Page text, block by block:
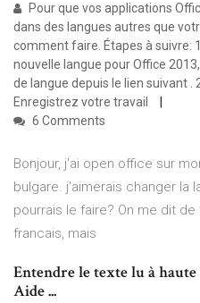
Pour que vos applications
dans des langues autres que
comment faire. Étapes à suivre:
nouvelle langue pour Office
de langue depuis le lien suivant .
Enregistrez votre travail
6 Comments
Bonjour, j'ai open office sur
bulgare. j'aimerais changer la
pourrais le faire? On me dit
francais, mais
Entendre le texte lu à
Aide ...